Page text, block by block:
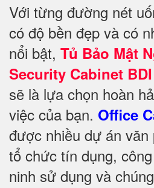
Với từng đường nét
có độ bền đẹp và có
nổi bật, Tủ Bảo Mật
Security Cabinet
sẽ là lựa chọn hoàn
việc của bạn. Office
được nhiều dự án văn
tổ chức tín dụng,
ninh sử dụng và